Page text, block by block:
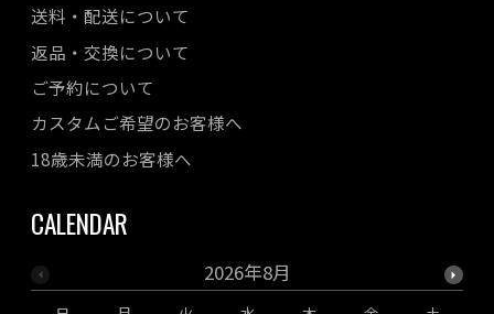
送料・配送について
返品・交換について
ご予約について
カスタムご希望のお客様へ
18歳未満のお客様へ
CALENDAR
2026年8月